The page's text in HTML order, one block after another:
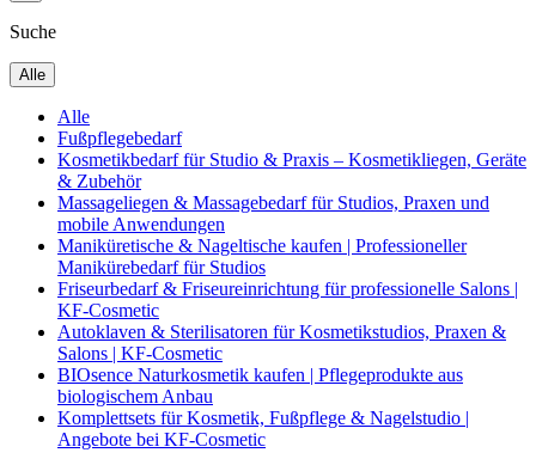
Suche
Alle
Alle
Fußpflegebedarf
Kosmetikbedarf für Studio & Praxis – Kosmetikliegen, Geräte
& Zubehör
Massageliegen & Massagebedarf für Studios, Praxen und
mobile Anwendungen
Maniküretische & Nageltische kaufen | Professioneller
Manikürebedarf für Studios
Friseurbedarf & Friseureinrichtung für professionelle Salons |
KF-Cosmetic
Autoklaven & Sterilisatoren für Kosmetikstudios, Praxen &
Salons | KF-Cosmetic
BIOsence Naturkosmetik kaufen | Pflegeprodukte aus
biologischem Anbau
Komplettsets für Kosmetik, Fußpflege & Nagelstudio |
Angebote bei KF-Cosmetic